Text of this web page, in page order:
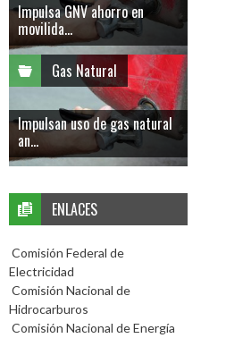
Impulsa GNV ahorro en
movilida...
Gas Natural
Impulsan uso de gas natural
an...
ENLACES
Comisión Federal de
Electricidad
Comisión Nacional de
Hidrocarburos
Comisión Nacional de Energía